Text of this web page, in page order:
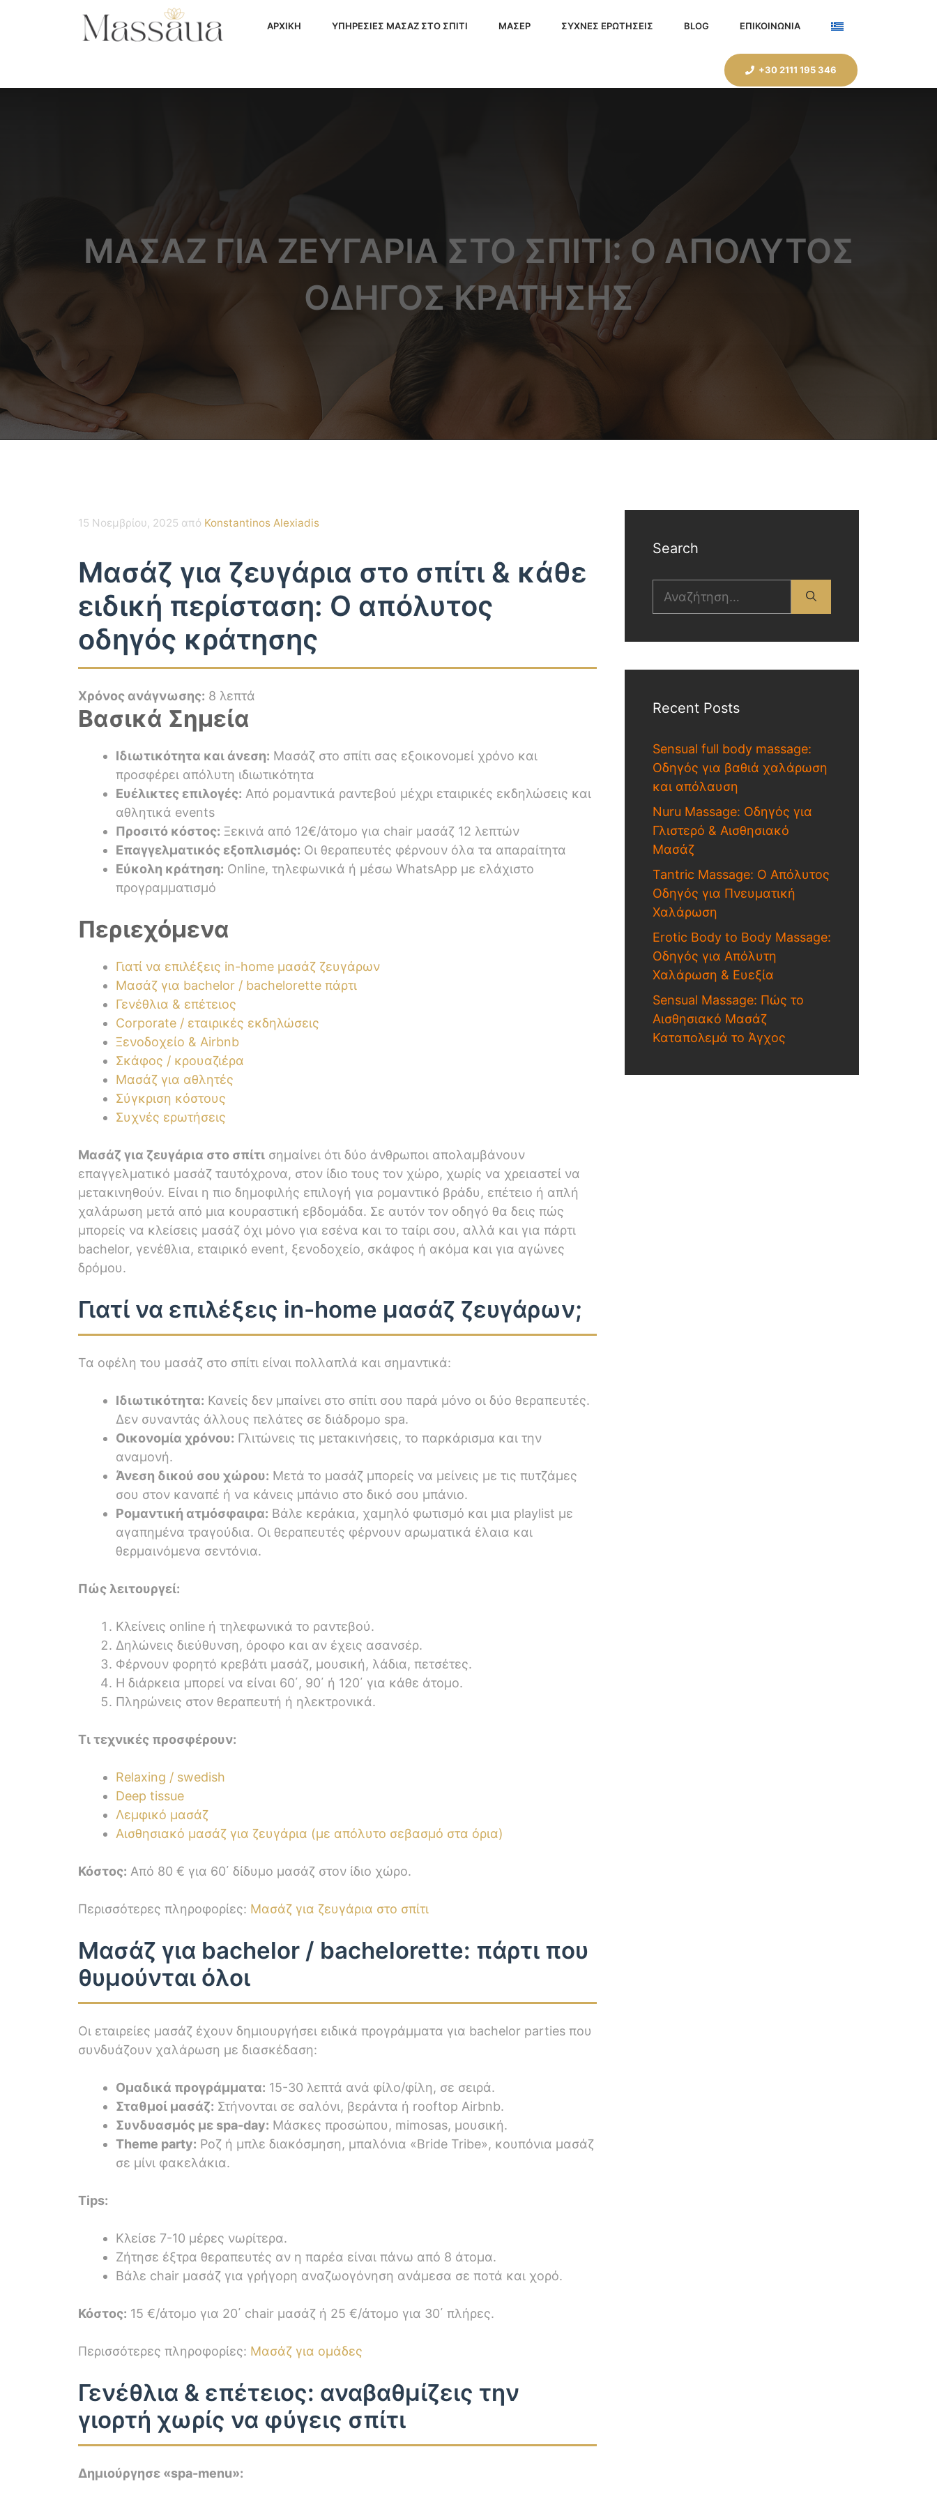
ΑΡΧΙΚΗ ΥΠΗΡΕΣΙΕΣ ΜΑΣΑΖ ΣΤΟ ΣΠΙΤΙ ΜΑΣΕΡ ΣΥΧΝΕΣ ΕΡΩΤΗΣΕΙΣ BLOG ΕΠΙΚΟΙΝΩΝΙΑ
+30 2111 195 346
ΜΑΣΆΖ ΓΙΑ ΖΕΥΓΆΡΙΑ ΣΤΟ ΣΠΊΤΙ: Ο ΑΠΌΛΥΤΟΣ
ΟΔΗΓΌΣ ΚΡΆΤΗΣΗΣ
15 Νοεμβρίου, 2025 από Konstantinos Alexiadis
Μασάζ για ζευγάρια στο σπίτι & κάθε
ειδική περίσταση: Ο απόλυτος
οδηγός κράτησης
Χρόνος ανάγνωσης: 8 λεπτά
Βασικά Σημεία
Ιδιωτικότητα και άνεση: Μασάζ στο σπίτι σας εξοικονομεί χρόνο και
προσφέρει απόλυτη ιδιωτικότητα
Ευέλικτες επιλογές: Από ρομαντικά ραντεβού μέχρι εταιρικές εκδηλώσεις και
αθλητικά events
Προσιτό κόστος: Ξεκινά από 12€/άτομο για chair μασάζ 12 λεπτών
Επαγγελματικός εξοπλισμός: Οι θεραπευτές φέρνουν όλα τα απαραίτητα
Εύκολη κράτηση: Online, τηλεφωνικά ή μέσω WhatsApp με ελάχιστο
προγραμματισμό
Περιεχόμενα
Γιατί να επιλέξεις in-home μασάζ ζευγάρων
Μασάζ για bachelor / bachelorette πάρτι
Γενέθλια & επέτειος
Corporate / εταιρικές εκδηλώσεις
Ξενοδοχείο & Airbnb
Σκάφος / κρουαζιέρα
Μασάζ για αθλητές
Σύγκριση κόστους
Συχνές ερωτήσεις
Μασάζ για ζευγάρια στο σπίτι σημαίνει ότι δύο άνθρωποι απολαμβάνουν
επαγγελματικό μασάζ ταυτόχρονα, στον ίδιο τους τον χώρο, χωρίς να χρειαστεί να
μετακινηθούν. Είναι η πιο δημοφιλής επιλογή για ρομαντικό βράδυ, επέτειο ή απλή
χαλάρωση μετά από μια κουραστική εβδομάδα. Σε αυτόν τον οδηγό θα δεις πώς
μπορείς να κλείσεις μασάζ όχι μόνο για εσένα και το ταίρι σου, αλλά και για πάρτι
bachelor, γενέθλια, εταιρικό event, ξενοδοχείο, σκάφος ή ακόμα και για αγώνες
δρόμου.
Γιατί να επιλέξεις in-home μασάζ ζευγάρων;
Τα οφέλη του μασάζ στο σπίτι είναι πολλαπλά και σημαντικά:
Ιδιωτικότητα: Κανείς δεν μπαίνει στο σπίτι σου παρά μόνο οι δύο θεραπευτές.
Δεν συναντάς άλλους πελάτες σε διάδρομο spa.
Οικονομία χρόνου: Γλιτώνεις τις μετακινήσεις, το παρκάρισμα και την
αναμονή.
Άνεση δικού σου χώρου: Μετά το μασάζ μπορείς να μείνεις με τις πυτζάμες
σου στον καναπέ ή να κάνεις μπάνιο στο δικό σου μπάνιο.
Ρομαντική ατμόσφαιρα: Βάλε κεράκια, χαμηλό φωτισμό και μια playlist με
αγαπημένα τραγούδια. Οι θεραπευτές φέρνουν αρωματικά έλαια και
θερμαινόμενα σεντόνια.
Πώς λειτουργεί:
Κλείνεις online ή τηλεφωνικά το ραντεβού.
Δηλώνεις διεύθυνση, όροφο και αν έχεις ασανσέρ.
Φέρνουν φορητό κρεβάτι μασάζ, μουσική, λάδια, πετσέτες.
Η διάρκεια μπορεί να είναι 60΄, 90΄ ή 120΄ για κάθε άτομο.
Πληρώνεις στον θεραπευτή ή ηλεκτρονικά.
Τι τεχνικές προσφέρουν:
Relaxing / swedish
Deep tissue
Λεμφικό μασάζ
Αισθησιακό μασάζ για ζευγάρια (με απόλυτο σεβασμό στα όρια)
Κόστος: Από 80 € για 60΄ δίδυμο μασάζ στον ίδιο χώρο.
Περισσότερες πληροφορίες: Μασάζ για ζευγάρια στο σπίτι
Μασάζ για bachelor / bachelorette: πάρτι που
θυμούνται όλοι
Οι εταιρείες μασάζ έχουν δημιουργήσει ειδικά προγράμματα για bachelor parties που
συνδυάζουν χαλάρωση με διασκέδαση:
Ομαδικά προγράμματα: 15-30 λεπτά ανά φίλο/φίλη, σε σειρά.
Σταθμοί μασάζ: Στήνονται σε σαλόνι, βεράντα ή rooftop Airbnb.
Συνδυασμός με spa-day: Μάσκες προσώπου, mimosas, μουσική.
Theme party: Ροζ ή μπλε διακόσμηση, μπαλόνια «Bride Tribe», κουπόνια μασάζ
σε μίνι φακελάκια.
Tips:
Κλείσε 7-10 μέρες νωρίτερα.
Ζήτησε έξτρα θεραπευτές αν η παρέα είναι πάνω από 8 άτομα.
Βάλε chair μασάζ για γρήγορη αναζωογόνηση ανάμεσα σε ποτά και χορό.
Κόστος: 15 €/άτομο για 20΄ chair μασάζ ή 25 €/άτομο για 30΄ πλήρες.
Περισσότερες πληροφορίες: Μασάζ για ομάδες
Γενέθλια & επέτειος: αναβαθμίζεις την
γιορτή χωρίς να φύγεις σπίτι
Δημιούργησε «spa-menu»:
Search
Recent Posts
Sensual full body massage:
Οδηγός για βαθιά χαλάρωση
και απόλαυση
Nuru Massage: Οδηγός για
Γλιστερό & Αισθησιακό
Μασάζ
Tantric Massage: Ο Απόλυτος
Οδηγός για Πνευματική
Χαλάρωση
Erotic Body to Body Massage:
Οδηγός για Απόλυτη
Χαλάρωση & Ευεξία
Sensual Massage: Πώς το
Αισθησιακό Μασάζ
Καταπολεμά το Άγχος